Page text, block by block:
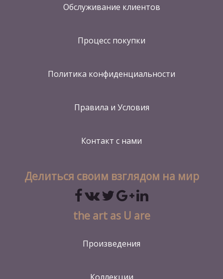
Обслуживание клиентов
Процесс покупки
Политика конфиденциальности
Правила и Условия
Контакт с нами
Делиться своим взглядом на мир
the art as U are
Произведения